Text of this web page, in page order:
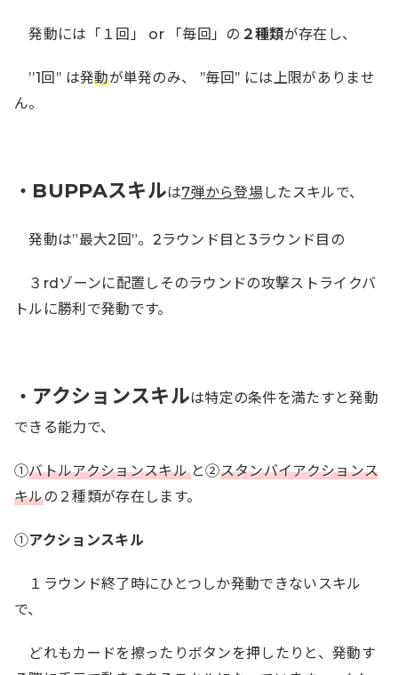
発動には「１回」 or 「毎回」の ２種類が存在し、
’’1回’’ は発動が単発のみ、 ’’毎回’’ には上限がありませ
ん。
・ BUPPAスキルは7弾から登場 したスキルで、
発動は”最大2回”。2ラウンド目と3ラウンド目の
３rdゾーンに配置しそのラウンドの攻撃ストライクバ
トルに勝利で発動です。
・ アクションスキルは特定の条件を満たすと発動
できる能力で、
①バトルアクションスキルと②スタンバイアクションス
キルの２種類が存在します。
①アクションスキル
１ラウンド終了時にひとつしか発動できないスキル
で、
どれもカードを擦ったりボタンを押したりと、発動す